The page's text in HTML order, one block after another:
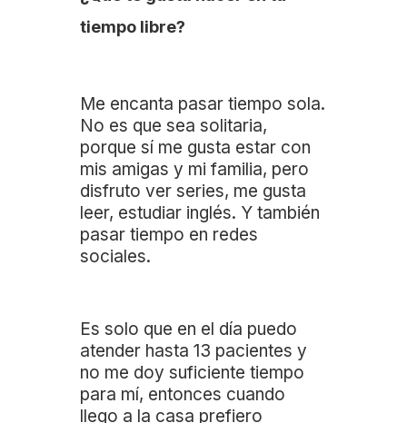
tiempo libre?
Me encanta pasar tiempo sola.
No es que sea solitaria,
porque sí me gusta estar con
mis amigas y mi familia, pero
disfruto ver series, me gusta
leer, estudiar inglés. Y también
pasar tiempo en redes
sociales.
Es solo que en el día puedo
atender hasta 13 pacientes y
no me doy suficiente tiempo
para mí, entonces cuando
llego a la casa prefiero